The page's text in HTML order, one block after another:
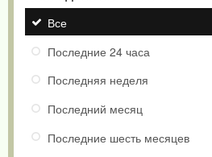
Все
Последние 24 часа
Последняя неделя
Последний месяц
Последние шесть месяцев